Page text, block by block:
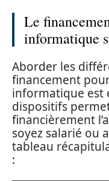
Le
informatique
Aborder les
financement
informatique est
dispositifs
financièrement
soyez salarié ou
tableau
: